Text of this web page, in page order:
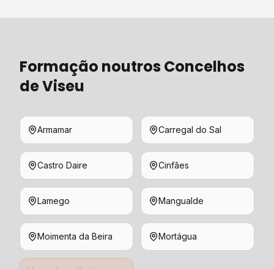
Formação noutros Concelhos
deViseu
Armamar Carregal do Sal
Castro Daire Cinfães
Lamego Mangualde
Moimenta da Beira Mortágua